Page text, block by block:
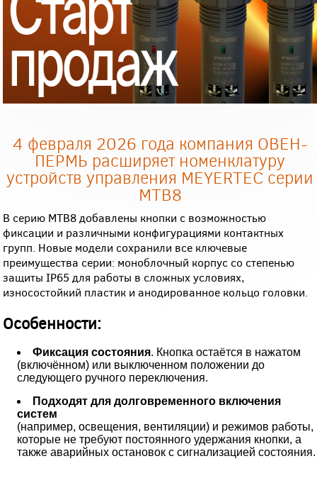
4 февраля 2026 года компания ОВЕН-
ПЕРМЬ расширяет номенклатуру
устройств управления MEYERTEC серии
MTB8
В серию MTB8 добавлены кнопки с возможностью
фиксации и различными конфигурациями контактных
групп. Новые модели сохранили все ключевые
преимущества серии: моноблочный корпус со степенью
защиты IP65 для работы в сложных условиях,
износостойкий пластик и анодированное кольцо головки.
Особенности:
Фиксация состояния. Кнопка остаётся в нажатом
(включённом) или выключенном положении до
следующего ручного переключения.
Подходят для долговременного включения
систем
(например, освещения, вентиляции) и режимов работы,
которые не требуют постоянного удержания кнопки, а
также аварийных остановок с сигнализацией состояния.